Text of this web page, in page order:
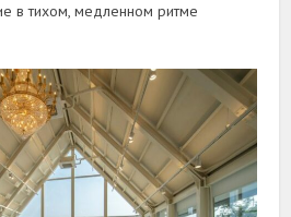
в тихом, медленном ритме